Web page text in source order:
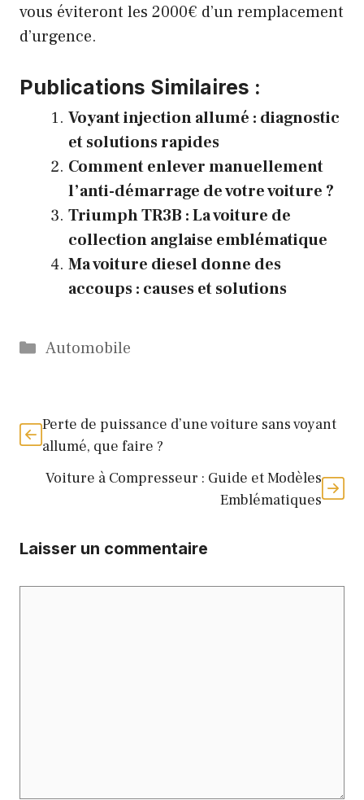
vous éviteront les 2000€ d’un remplacement
d’urgence.
Publications Similaires :
Voyant injection allumé : diagnostic
et solutions rapides
Comment enlever manuellement
l’anti-démarrage de votre voiture ?
Triumph TR3B : La voiture de
collection anglaise emblématique
Ma voiture diesel donne des
accoups : causes et solutions
Catégories
Automobile
Perte de puissance d’une voiture sans voyant
allumé, que faire ?
Voiture à Compresseur : Guide et Modèles
Emblématiques
Laisser un commentaire